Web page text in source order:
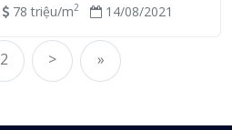
78 triệu/m2 14/08/2021
2 > »